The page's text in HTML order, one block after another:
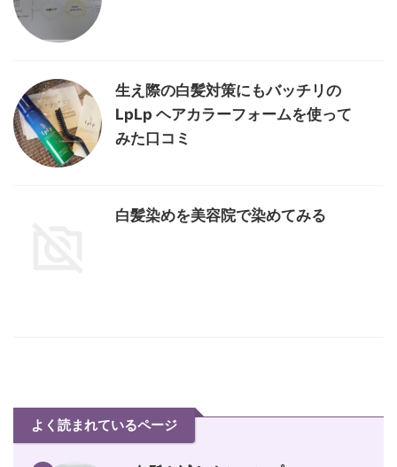
生え際の白髪対策にもバッチリの
LpLp ヘアカラーフォームを使って
みた口コミ
白髪染めを美容院で染めてみる
よく読まれているページ